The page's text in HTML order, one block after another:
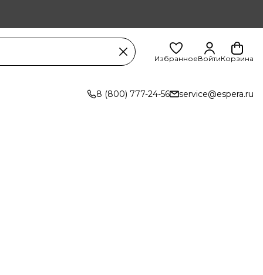
ИзбранноеВойтиКорзина
8 (800) 777-24-56 service@espera.ru